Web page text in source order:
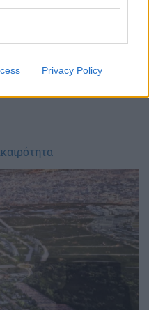
Privacy Policy
το μήνυμα που
στους επενδυτές